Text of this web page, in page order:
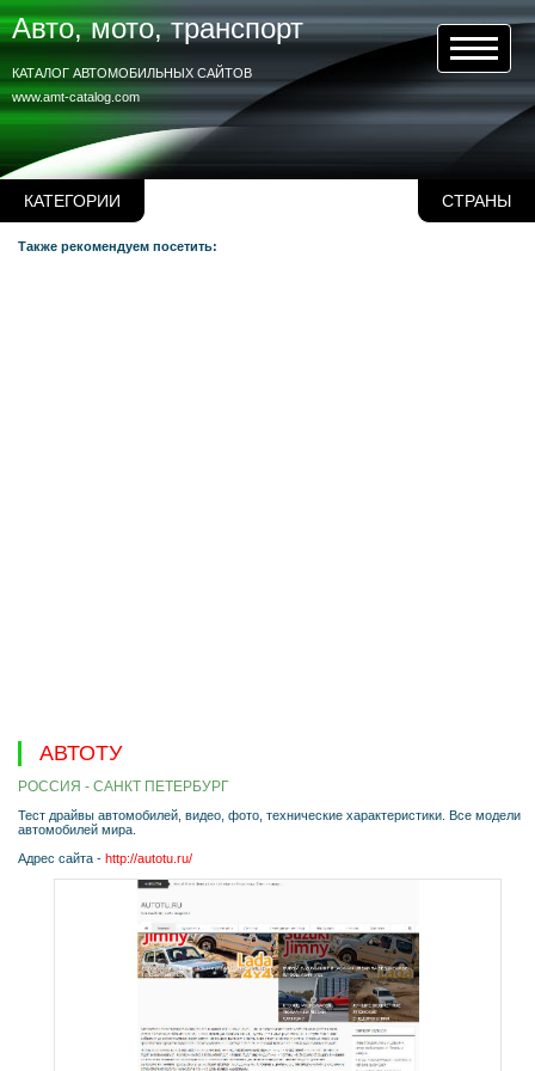
КАТЕГОРИИ СТРАНЫ
Авто, мото, транспорт
www.amt-catalog.com
КАТАЛОГ АВТОМОБИЛЬНЫХ САЙТОВ
Также рекомендуем посетить:
АВТОТУ
РОССИЯ - САНКТ ПЕТЕРБУРГ
Тест драйвы автомобилей, видео, фото, технические характеристики. Все модели
автомобилей мира.
Адрес сайта - http://autotu.ru/